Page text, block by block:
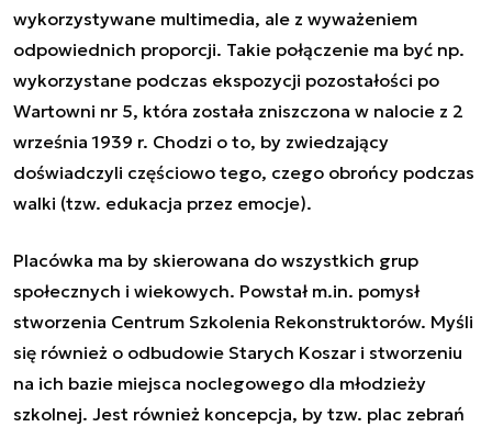
wykorzystywane multimedia, ale z wyważeniem
odpowiednich proporcji. Takie połączenie ma być np.
wykorzystane podczas ekspozycji pozostałości po
Wartowni nr 5, która została zniszczona w nalocie z 2
września 1939 r. Chodzi o to, by zwiedzający
doświadczyli częściowo tego, czego obrońcy podczas
walki (tzw. edukacja przez emocje).
Placówka ma by skierowana do wszystkich grup
społecznych i wiekowych. Powstał m.in. pomysł
stworzenia Centrum Szkolenia Rekonstruktorów. Myśli
się również o odbudowie Starych Koszar i stworzeniu
na ich bazie miejsca noclegowego dla młodzieży
szkolnej. Jest również koncepcja, by tzw. plac zebrań